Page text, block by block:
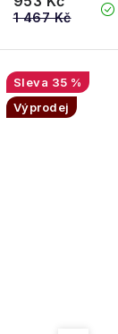
1 467 Kč
35 %
Výprodej